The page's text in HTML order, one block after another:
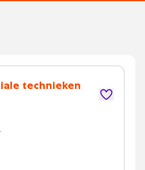
technieken